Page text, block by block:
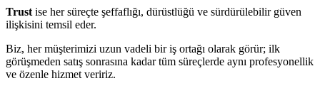
Trustise her süreçte şeffaflığı, dürüstlüğü ve sürdürülebilir güven
ilişkisini temsil eder.
Biz, her müşterimizi uzun vadeli bir iş ortağı olarak görür; ilk
görüşmeden satış sonrasına kadar tüm süreçlerde aynı profesyonellik
ve özenle hizmet veririz.